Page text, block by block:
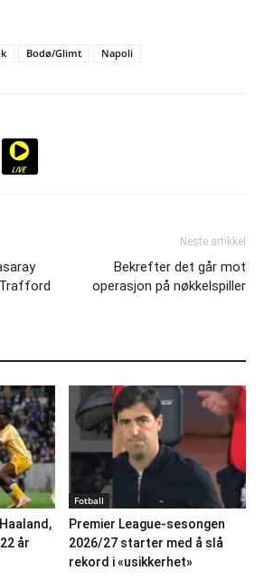
Bodø/Glimt Napoli
Neste artikkel
Bekrefter det går mot
operasjon på nøkkelspiller
år
Fotball
Premier League-sesongen
2026/27 starter med å slå
rekord i «usikkerhet»